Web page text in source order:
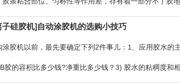
自动化技术涂胶三中心线智能机器人涂
子硅胶机]自动涂胶机的选购小技巧
涂胶机以前，最先要确定下列2件事儿：1、应用胶水
胶的容积比多少钱?净重比多少钱？3) 胶水的粘稠度和